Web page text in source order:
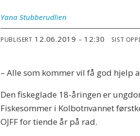
Yana Stubberudlien
PUBLISERT 12.06.2019 - 12:30 SIST
– Alle som kommer vil få god hjelp
Den fiskeglade 18-åringen er
Fiskesommer i Kolbotnvannet
OJFF for tiende år på rad.